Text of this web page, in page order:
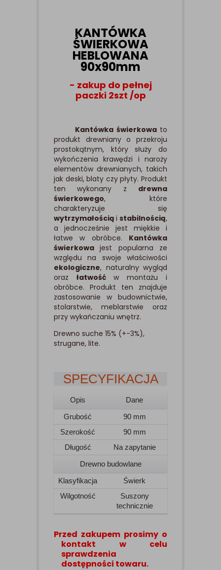
KANTÓWKA
ŚWIERKOWA
HEBLOWANA
90x90mm
- zakup do pełnej
paczki 2szt /op
Kantówka świerkowa to
produkt drewniany o przekroju
prostokątnym, który służy do
wykończenia krawędzi i naroży
elementów drewnianych, takich
jak deski, blaty czy płyty. Produkt
ten wykonany z drewna
świerkowego, które
charakteryzuje się
wytrzymałością i stabilnością,
a jednocześnie jest miękkie i
łatwe w obróbce. Kantówka
świerkowajest popularna ze
względu na swoje właściwości
ekologiczne, naturalny wygląd
oraz łatwość w montażu i
obróbce. Produkt ten znajduje
zastosowanie w budownictwie,
stolarstwie, meblarstwie oraz
przy wykańczaniu wnętrz.
Drewno suche 15% (+-3%),
strugane, lite.
SPECYFIKACJA
Opis
Dane
Grubość
90 mm
Szerokość
90 mm
Długość
Na zapytanie
Drewno budowlane
Klasyfikacja
Świerk
Wilgotność
Suszony
technicznie
Przed zakupem prosimy o
kontakt w celu
sprawdzenia
dostępności towaru.